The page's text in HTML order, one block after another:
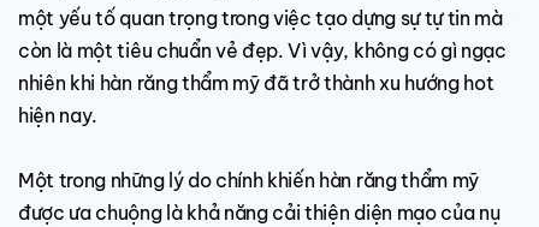
một yếu tố quan trọng trong việc tạo dựng sự tự tin mà
còn là một tiêu chuẩn vẻ đẹp. Vì vậy, không có gì ngạc
nhiên khi hàn răng thẩm mỹ đã trở thành xu hướng hot
hiện nay.
Một trong những lý do chính khiến hàn răng thẩm mỹ
được ưa chuộng là khả năng cải thiện diện mạo của nụ